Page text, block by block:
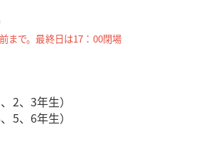
まで。最終日は17：00閉場
2、3年生）
5、6年生）